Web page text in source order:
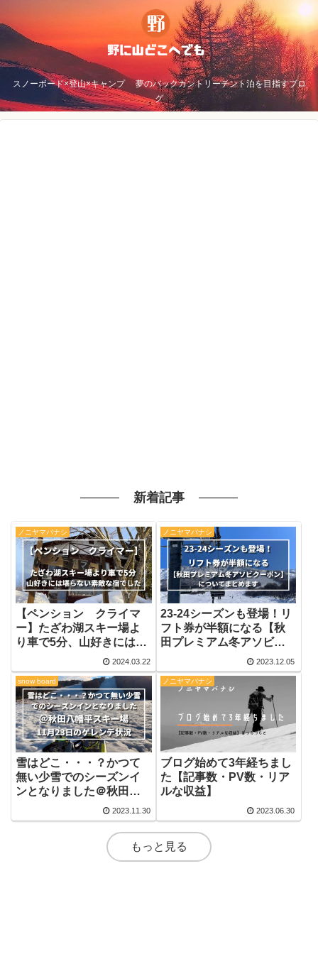
スノーボード×登山×キャンプ 夢のバックカントリーテント泊を目指すブロ
グ
新着記事
ノニヤマバナシ
【ペンション クライマ
ー】たざわ湖スキー場よ
り車で5分、山好きには堪
らない素敵な宿でした2024.03.22
ノニヤマバナシ
23-24シーズンも登場！リ
フト券が半額になる【秋
田プレミアム冬アソビク
ーポン】についてまとめ
ます
2023.12.05
snow board
雪はどこ・・・？かつて
無い少雪でのシーズンイ
ンとなりました＠秋田八
2023.11.30
ノニヤマバナシ
ブログ始めて3年経ちまし
た【記事数・PV数・リア
ルな収益】
2023.06.30
もっと見る